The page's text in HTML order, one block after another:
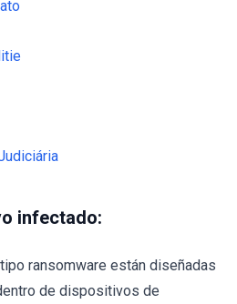
infectado:
ransomware están diseñadas
de dispositivos de